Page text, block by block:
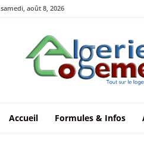
samedi, août 8, 2026
Le
logement
en
Algérie
Accueil Formules & Infos